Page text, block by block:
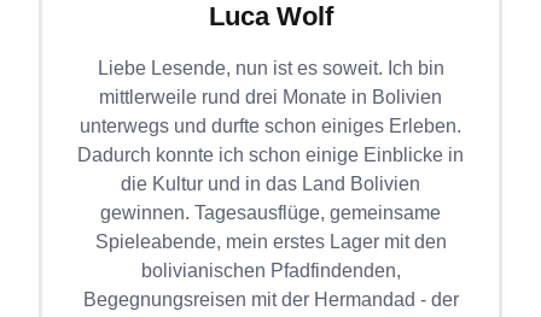
Luca Wolf
Liebe Lesende, nun ist es soweit. Ich bin
mittlerweile rund drei Monate in Bolivien
unterwegs und durfte schon einiges Erleben.
Dadurch konnte ich schon einige Einblicke in
die Kultur und in das Land Bolivien
gewinnen. Tagesausflüge, gemeinsame
Spieleabende, mein erstes Lager mit den
bolivianischen Pfadfindenden,
Begegnungsreisen mit der Hermandad - der